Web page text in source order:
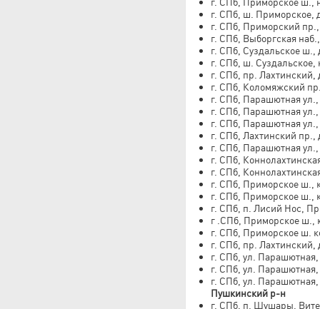
г. СПб, ш. Приморское,
г. СПб, Приморский
г. СПб, Выборгская
г. СПб, Суздальское ш.,
г. СПб, ш. Суздальское,
г. СПб, пр. Лахтинский,
г. СПб, Коломяжский
г. СПб, Парашютная ул.,
г. СПб, Парашютная ул.,
г. СПб, Парашютная ул.,
г. СПб, Лахтинский пр.,
г. СПб, Парашютная ул.,
г. СПб,
г. СПб,
г. СПб, Приморское ш.,
г. СПб, Приморское ш.,
г. СПб, п. Лисий Нос,
г .СПб, Приморское ш.,
г. СПб, Приморское ш.
г. СПб, пр. Лахтинский,
г. СПб, ул. Парашютная,
г. СПб, ул. Парашютная,
г. СПб, ул. Парашютная,
Пушкинский р-н
г. СПб, п. Шушары,